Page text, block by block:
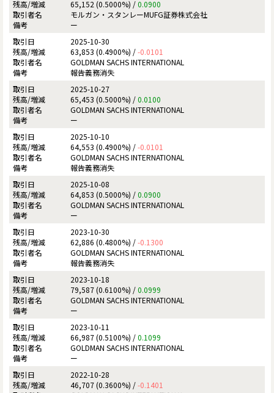
65,152 (0.5000%) /0.0900
モルガン・スタンレーMUFG証券株式会社
ー
2025-10-30
63,853 (0.4900%) /-0.0101
GOLDMAN SACHS INTERNATIONAL
報告義務消失
2025-10-27
65,453 (0.5000%) /0.0100
GOLDMAN SACHS INTERNATIONAL
ー
2025-10-10
64,553 (0.4900%) /-0.0101
GOLDMAN SACHS INTERNATIONAL
報告義務消失
2025-10-08
64,853 (0.5000%) /0.0900
GOLDMAN SACHS INTERNATIONAL
ー
2023-10-30
62,886 (0.4800%) /-0.1300
GOLDMAN SACHS INTERNATIONAL
報告義務消失
2023-10-18
79,587 (0.6100%) /0.0999
GOLDMAN SACHS INTERNATIONAL
ー
2023-10-11
66,987 (0.5100%) /0.1099
GOLDMAN SACHS INTERNATIONAL
ー
2022-10-28
46,707 (0.3600%) /-0.1401